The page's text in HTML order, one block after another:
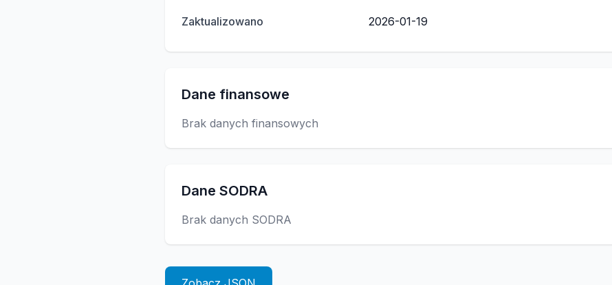
Zaktualizowano 2026-01-19
Dane finansowe
Brak danych finansowych
Dane SODRA
Brak danych SODRA